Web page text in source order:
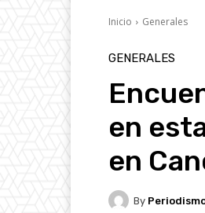
Inicio Generales
GENERALES
en
en
By